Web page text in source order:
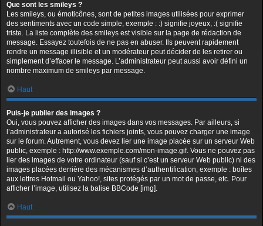
Que sont les smileys ?
Les smileys, ou émoticônes, sont de petites images utilisées pour exprimer
des sentiments avec un code simple, exemple : :) signifie joyeux, :( signifie
triste. La liste complète des smileys est visible sur la page de rédaction de
message. Essayez toutefois de ne pas en abuser. Ils peuvent rapidement
rendre un message illisible et un modérateur peut décider de les retirer ou
simplement d’effacer le message. L’administrateur peut aussi avoir défini un
nombre maximum de smileys par message.
Haut
Puis-je publier des images ?
Oui, vous pouvez afficher des images dans vos messages. Par ailleurs, si
l’administrateur a autorisé les fichiers joints, vous pouvez charger une image
sur le forum. Autrement, vous devez lier une image placée sur un serveur Web
public, exemple : http://www.exemple.com/mon-image.gif. Vous ne pouvez pas
lier des images de votre ordinateur (sauf si c’est un serveur Web public) ni des
images placées derrière des mécanismes d’authentification, exemple : boîtes
aux lettres Hotmail ou Yahoo!, sites protégés par un mot de passe, etc. Pour
afficher l’image, utilisez la balise BBCode [img].
Haut